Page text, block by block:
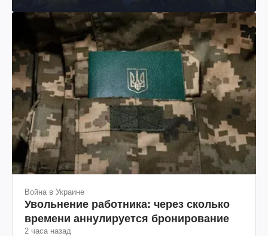
Война в Украине
Увольнение работника: через сколько
времени аннулируется бронирование
2 часа назад